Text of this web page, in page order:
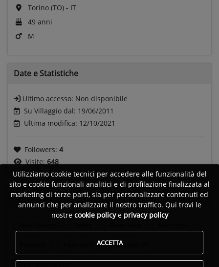
Torino (TO) - IT
49 anni
M
Date e Statistiche
Ultimo accesso: Non disponibile
Su Villaggio dal: 19/06/2011
Ultima modifica: 12/10/2021
Followers: 4
Visite: 648
Generi
Rock and roll
Utilizziamo cookie tecnici per accedere alle funzionalità del
sito e cookie funzionali analitici e di profilazione finalizzata al
marketing di terze parti, sia per personalizzare contenuti ed
annunci che per analizzare il nostro traffico. Qui trovi le
nostre cookie policye privacy policy
ACCETTA